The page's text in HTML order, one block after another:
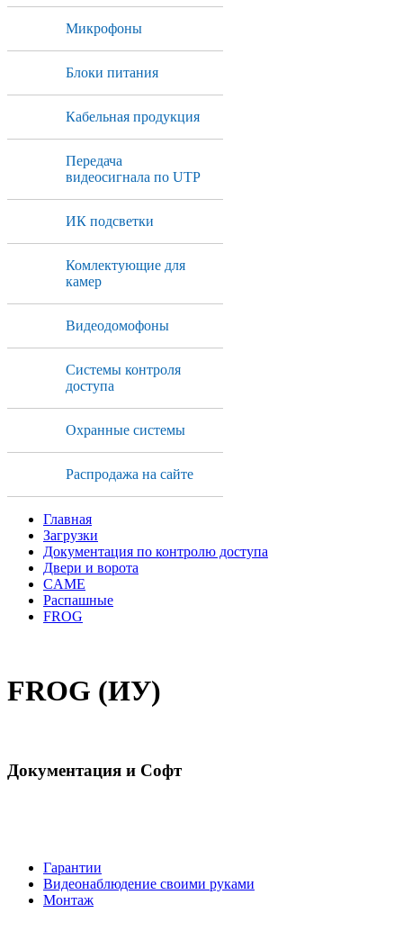
Микрофоны
Блоки питания
Кабельная продукция
Передача
видеосигнала по UTP
ИК подсветки
Комлектующие для
камер
Видеодомофоны
Системы контроля
доступа
Охранные системы
Распродажа на сайте
Главная
Загрузки
Документация по контролю доступа
Двери и ворота
CAME
Распашные
FROG
FROG (ИУ)
Документация и Софт
Гарантии
Видеонаблюдение своими руками
Монтаж